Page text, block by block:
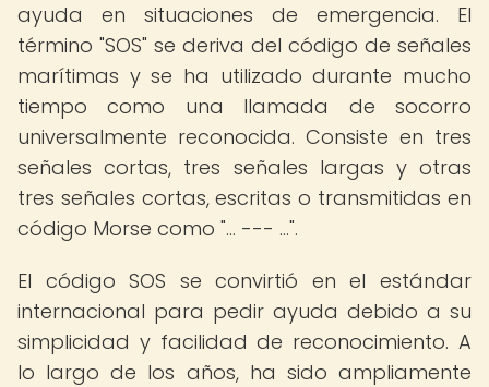
ayuda en situaciones de emergencia. El
término "SOS" se deriva del código de señales
marítimas y se ha utilizado durante mucho
tiempo como una llamada de socorro
universalmente reconocida. Consiste en tres
señales cortas, tres señales largas y otras
tres señales cortas, escritas o transmitidas en
código Morse como "... --- ...".
El código SOS se convirtió en el estándar
internacional para pedir ayuda debido a su
simplicidad y facilidad de reconocimiento. A
lo largo de los años, ha sido ampliamente